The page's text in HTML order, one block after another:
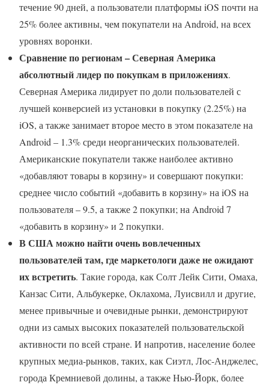
течение 90 дней, а пользователи платформы iOS почти на
25% более активны, чем покупатели на Android, на всех
уровнях воронки.
Сравнение по регионам – Северная Америка
абсолютный лидер по покупкам в приложениях.
Северная Америка лидирует по доли пользователей с
лучшей конверсией из установки в покупку (2.25%) на
iOS, а также занимает второе место в этом показателе на
Android – 1.3% среди неорганических пользователей.
Американские покупатели также наиболее активно
«добавляют товары в корзину» и совершают покупки:
среднее число событий «добавить в корзину» на iOS на
пользователя – 9.5, а также 2 покупки; на Android 7
«добавить в корзину» и 2 покупки.
В США можно найти очень вовлеченных
пользователей там, где маркетологи даже не ожидают
их встретить. Такие города, как Солт Лейк Сити, Омаха,
Канзас Сити, Альбукерке, Оклахома, Луисвилл и другие,
менее привычные и очевидные рынки, демонстрируют
одни из самых высоких показателей пользовательской
активности по всей стране. И напротив, население более
крупных медиа-рынков, таких, как Сиэтл, Лос-Анджелес,
города Кремниевой долины, а также Нью-Йорк, более